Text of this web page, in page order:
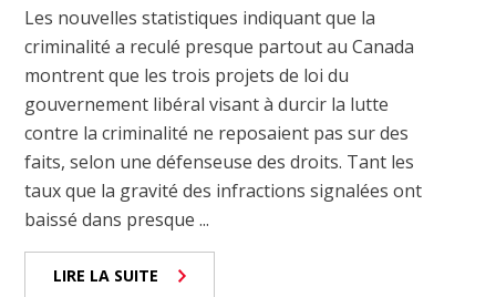
Les nouvelles statistiques indiquant que la
criminalité a reculé presque partout au Canada
montrent que les trois projets de loi du
gouvernement libéral visant à durcir la lutte
contre la criminalité ne reposaient pas sur des
faits, selon une défenseuse des droits. Tant les
taux que la gravité des infractions signalées ont
baissé dans presque ...
LIRE LA SUITE